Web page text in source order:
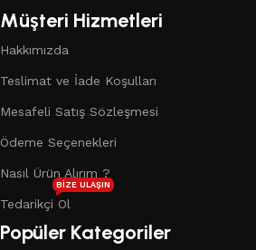
Müşteri Hizmetleri
Hakkımızda
Teslimat ve İade Koşulları
Mesafeli Satış Sözleşmesi
Ödeme Seçenekleri
Nasıl Ürün Alırım ?
Tedarikçi Ol
BIZE ULAŞIN
Popüler Kategoriler